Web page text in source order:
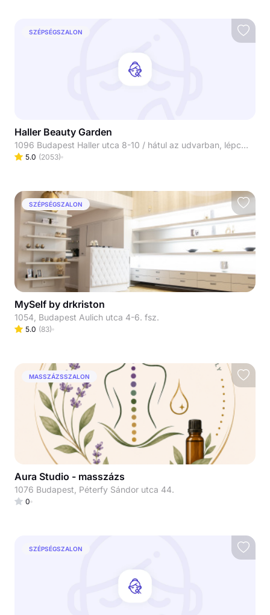
SZÉPSÉGSZALON
Haller Beauty Garden
1096 Budapest Haller utca 8-10 / hátul az udvarban, lépcsőn le / Masszázs/Fodrászat 99-es kapucsengő / Manikűr-Pedikűr 100-as kapucsengő
5.0 (2053)
SZÉPSÉGSZALON
MySelf by drkriston
1054, Budapest Aulich utca 4-6. fsz.
5.0 (83)
MASSZÁZSSZALON
Aura Studio - masszázs
1076 Budapest, Péterfy Sándor utca 44.
0
SZÉPSÉGSZALON